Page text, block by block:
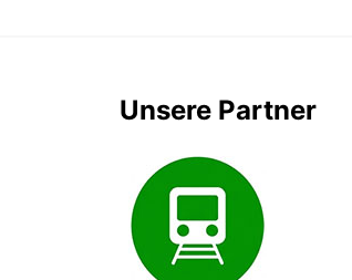
Unsere Partner